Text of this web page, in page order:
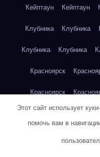
Кейптаун Кейптаун
Клубника Клубника
Клубника Клубника
Красноярск
Красноярск
Этот сайт использует
помочь вам в